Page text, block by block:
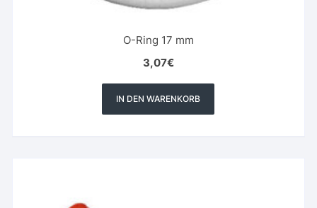
O-Ring 17 mm
3,07€
IN DEN WARENKORB